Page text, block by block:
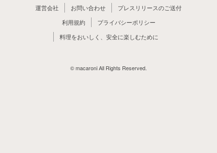
運営会社
お問い合わせ
プレスリリースのご送付
利用規約
プライバシーポリシー
料理をおいしく、安全に楽しむために
© macaroni All Rights Reserved.